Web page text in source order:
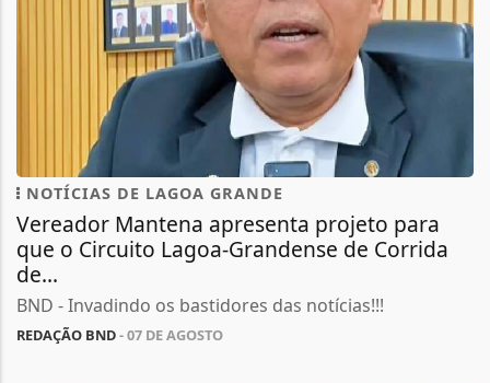
NOTÍCIAS DE LAGOA GRANDE
Vereador Mantena apresenta projeto para
que o Circuito Lagoa-Grandense de Corrida
de...
BND - Invadindo os bastidores das notícias!!!
REDAÇÃO BND- 07 DE AGOSTO